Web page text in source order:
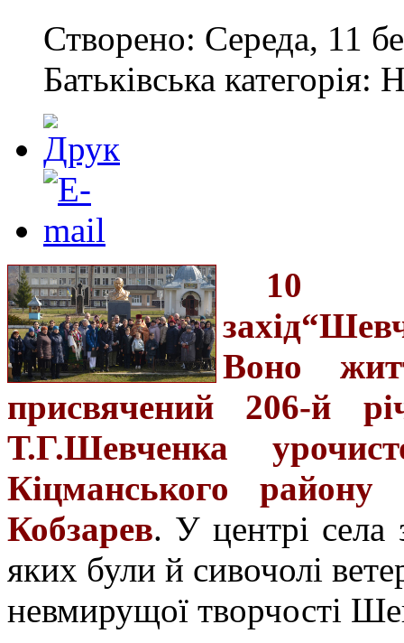
Створено: Середа, 11
Батьківська категорія:
10
Воно
присвячений 206-й
Т.Г.Шевченка
Кіцманського
Кобзарев. У центрі села
яких були й сивочолі
невмирущої творчості